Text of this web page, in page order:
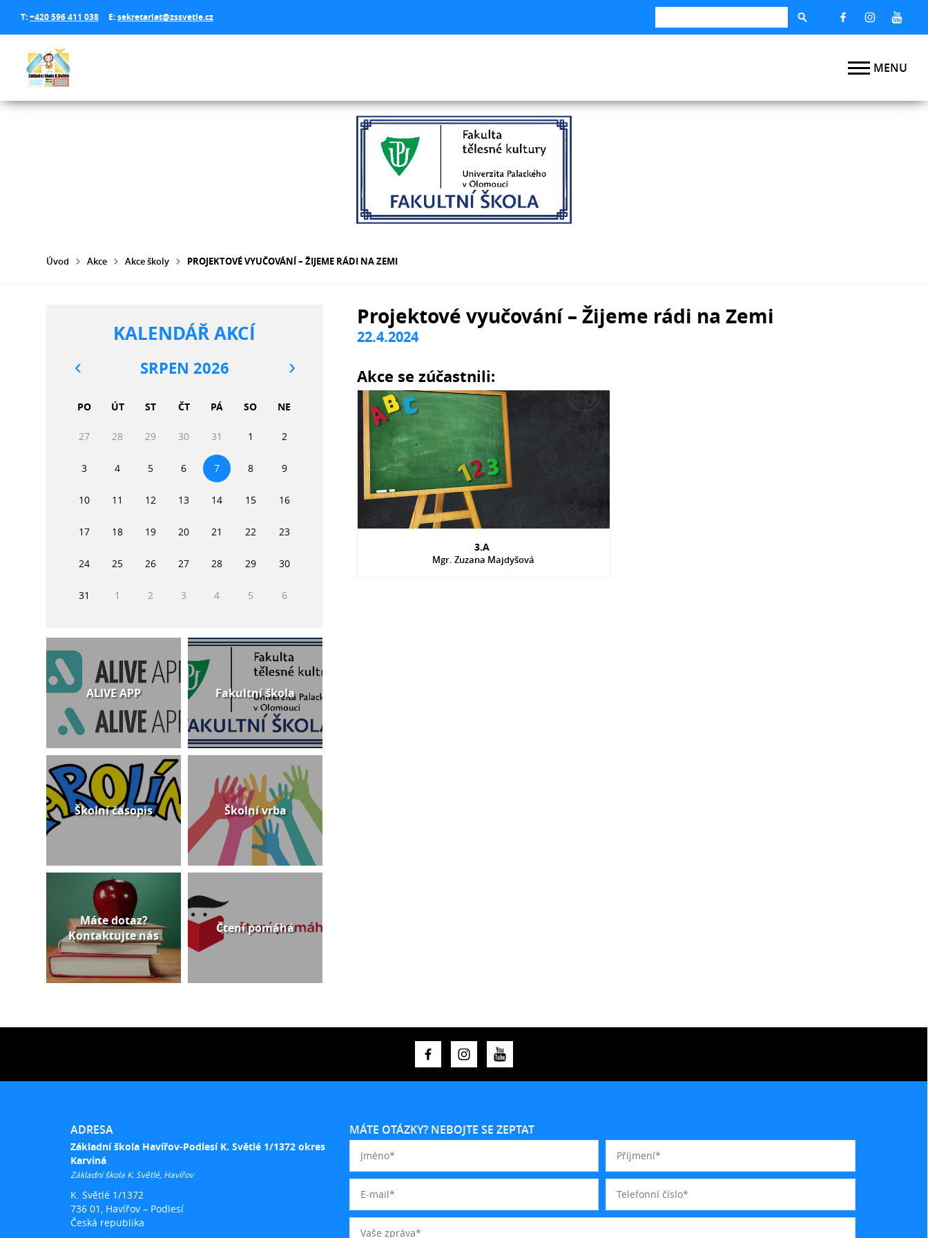
T:+420 596 411 038 E:sekretariat@zssvetle.cz
Úvod Akce Akce školy PROJEKTOVÉ VYUČOVÁNÍ – ŽIJEME RÁDI NA ZEMI
Projektové vyučování – Žijeme rádi na Zemi
22.4.2024
Akce se zúčastnili:
3.A
Mgr. Zuzana Majdyšová
KALENDÁŘ AKCÍ
SRPEN 2026
PO ÚT ST ČT PÁ SO NE
27 28 29 30 31 1 2
3 4 5 6 7 8 9
10 11 12 13 14 15 16
17 18 19 20 21 22 23
24 25 26 27 28 29 30
31 1 2 3 4 5 6
ALIVE APP Fakultní škola
Školní časopis Školní vrba
Máte dotaz?
Kontaktujte nás
Čtení pomáhá
ADRESA
Základní škola Havířov-Podlesí K. Světlé 1/1372 okres
Karviná
Základní škola K. Světlé, Havířov
K. Světlé 1/1372
736 01, Havířov – Podlesí
Česká republika
MÁTE OTÁZKY? NEBOJTE SE ZEPTAT